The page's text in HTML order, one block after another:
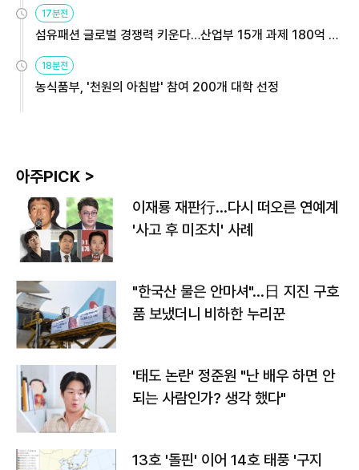
17분전
섬유패션 글로벌 경쟁력 키운다…산업부 15개 과제 180억 지
18분전
농식품부, '천원의 아침밥' 참여 200개 대학 선정
아주PICK >
이재룡 재판行…다시 떠오른 연예계
'사고 후 미조치' 사례
"한국산 물은 안마셔"…日 지진 구호
품 보냈더니 비하한 누리꾼
'태도 논란' 정준원 "난 배우 하면 안
되는 사람인가? 생각 했다"
13호 '돌핀' 이어 14호 태풍 '구지